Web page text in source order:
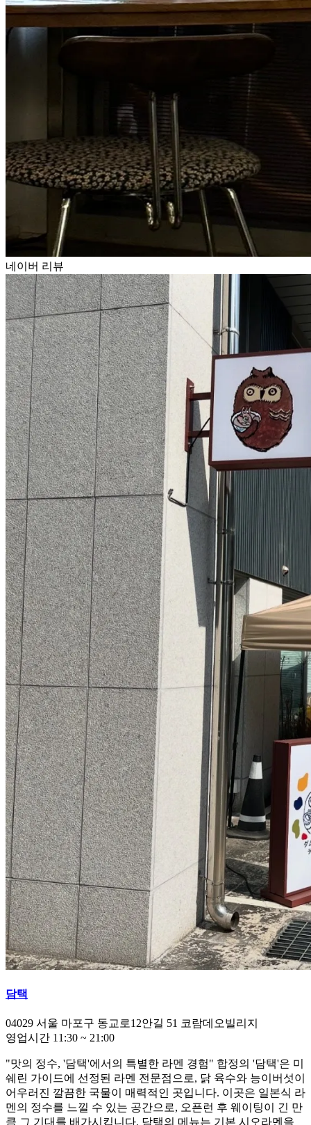
네이버 리뷰
담택
04029 서울 마포구 동교로12안길 51 코람데오빌리지
영업시간 11:30 ~ 21:00
"맛의 정수, '담택'에서의 특별한 라멘 경험" 합정의 '담택'은 미
쉐린 가이드에 선정된 라멘 전문점으로, 닭 육수와 능이버섯이
어우러진 깔끔한 국물이 매력적인 곳입니다. 이곳은 일본식 라
멘의 정수를 느낄 수 있는 공간으로, 오픈런 후 웨이팅이 긴 만
큼 그 기대를 배가시킵니다. 담택의 메뉴는 기본 시오라멘을